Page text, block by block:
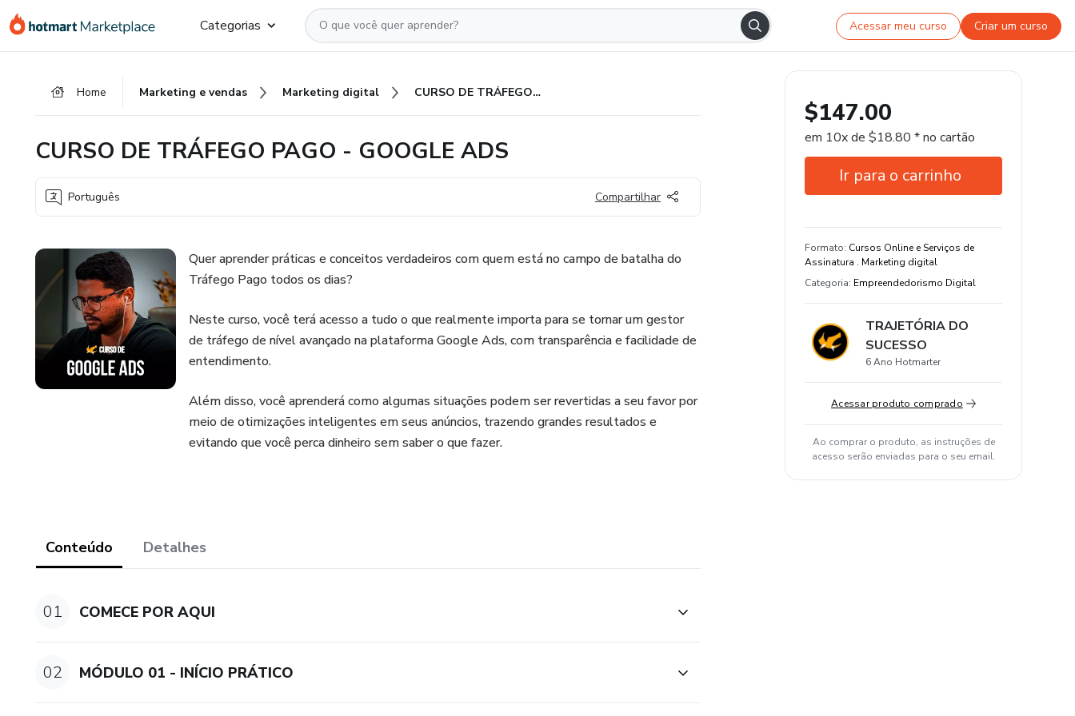
para
para
para
Categorias Acessar meu curso Criar um curso
Home Marketing e vendas Marketing digital CURSO DE TRÁFEGO PAGO - GOOGLE ADS
CURSO DE TRÁFEGO PAGO - GOOGLE ADS
Português Compartilhar
Quer aprender práticas e conceitos verdadeiros com quem está no campo de batalha do
Tráfego Pago todos os dias?
Neste curso, você terá acesso a tudo o que realmente importa para se tornar um gestor
de tráfego de nível avançado na plataforma Google Ads, com transparência e facilidade de
entendimento.
Além disso, você aprenderá como algumas situações podem ser revertidas a seu favor por
meio de otimizações inteligentes em seus anúncios, trazendo grandes resultados e
evitando que você perca dinheiro sem saber o que fazer.
Conteúdo Detalhes
01 COMECE POR AQUI
02 MÓDULO 01 - INÍCIO PRÁTICO
$147.00
em 10x de $18.80 * no cartão
Ir para o carrinho
Estude do seu jeito e em qualquer
dispositivo
11 aula de conteúdo original
Formato: Cursos Online e Serviços de
Assinatura . Marketing digital
Categoria: Empreendedorismo Digital
TRAJETÓRIA DO
SUCESSO
6 Ano Hotmarter
Acessar produto comprado
Ao comprar o produto, as instruções de
acesso serão enviadas para o seu email.